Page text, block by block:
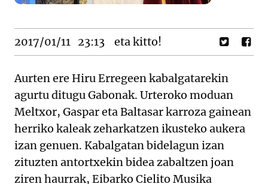
2017/01/11 23:13 eta kitto!
Aurten ere Hiru Erregeen kabalgatarekin
agurtu ditugu Gabonak. Urteroko moduan
Meltxor, Gaspar eta Baltasar karroza gainean
herriko kaleak zeharkatzen ikusteko aukera
izan genuen. Kabalgatan bidelagun izan
zituzten antortxekin bidea zabaltzen joan
ziren haurrak, Eibarko Cielito Musika